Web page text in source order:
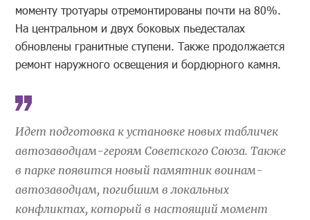
моменту тротуары отремонтированы почти на 80%.
На центральном и двух боковых пьедесталах
обновлены гранитные ступени. Также продолжается
ремонт наружного освещения и бордюрного камня.
Идет подготовка к установке новых табличек
автозаводцам-героям Советского Союза. Также
в парке появится новый памятник воинам-
автозаводцам, погибшим в локальных
конфликтах, который в настоящий момент